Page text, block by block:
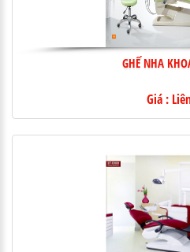
GHẾ NHA
Giá :